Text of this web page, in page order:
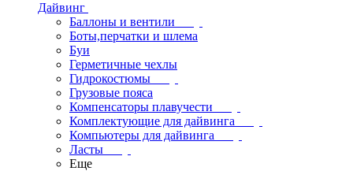
Дайвинг
Баллоны и вентили
Боты,перчатки и шлема
Буи
Герметичные чехлы
Гидрокостюмы
Грузовые пояса
Компенсаторы плавучести
Комплектующие для дайвинга
Компьютеры для дайвинга
Ласты
Еще